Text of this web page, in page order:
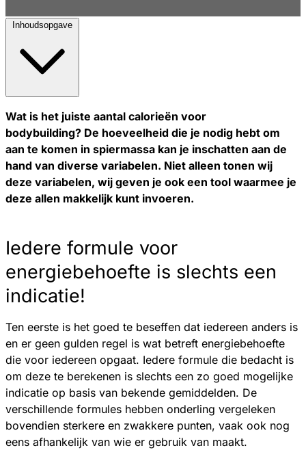
Inhoudsopgave
Wat is het juiste aantal calorieën voor
bodybuilding? De hoeveelheid die je nodig hebt om
aan te komen in spiermassa kan je inschatten aan de
hand van diverse variabelen. Niet alleen tonen wij
deze variabelen, wij geven je ook een tool waarmee je
deze allen makkelijk kunt invoeren.
Iedere formule voor
energiebehoefte is slechts een
indicatie!
Ten eerste is het goed te beseffen dat iedereen anders is
en er geen gulden regel is wat betreft energiebehoefte
die voor iedereen opgaat. Iedere formule die bedacht is
om deze te berekenen is slechts een zo goed mogelijke
indicatie op basis van bekende gemiddelden. De
verschillende formules hebben onderling vergeleken
bovendien sterkere en zwakkere punten, vaak ook nog
eens afhankelijk van wie er gebruik van maakt.